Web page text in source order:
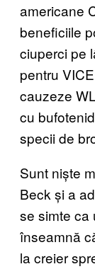
americane
beneficiile
ciuperci pe
pentru
cauzeze
cu
specii de
Sunt niște
Beck și a
se simte ca
înseamnă
la creier